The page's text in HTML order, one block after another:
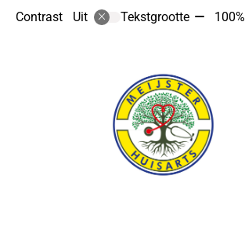
Contrast Uit Tekstgrootte Tekst100%